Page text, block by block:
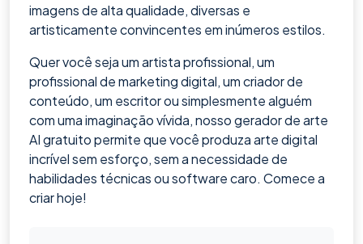
imagens de alta qualidade, diversas e
artisticamente convincentes em inúmeros estilos.
Quer você seja um artista profissional, um
profissional de marketing digital, um criador de
conteúdo, um escritor ou simplesmente alguém
com uma imaginação vívida, nosso gerador de arte
AI gratuito permite que você produza arte digital
incrível sem esforço, sem a necessidade de
habilidades técnicas ou software caro. Comece a
criar hoje!